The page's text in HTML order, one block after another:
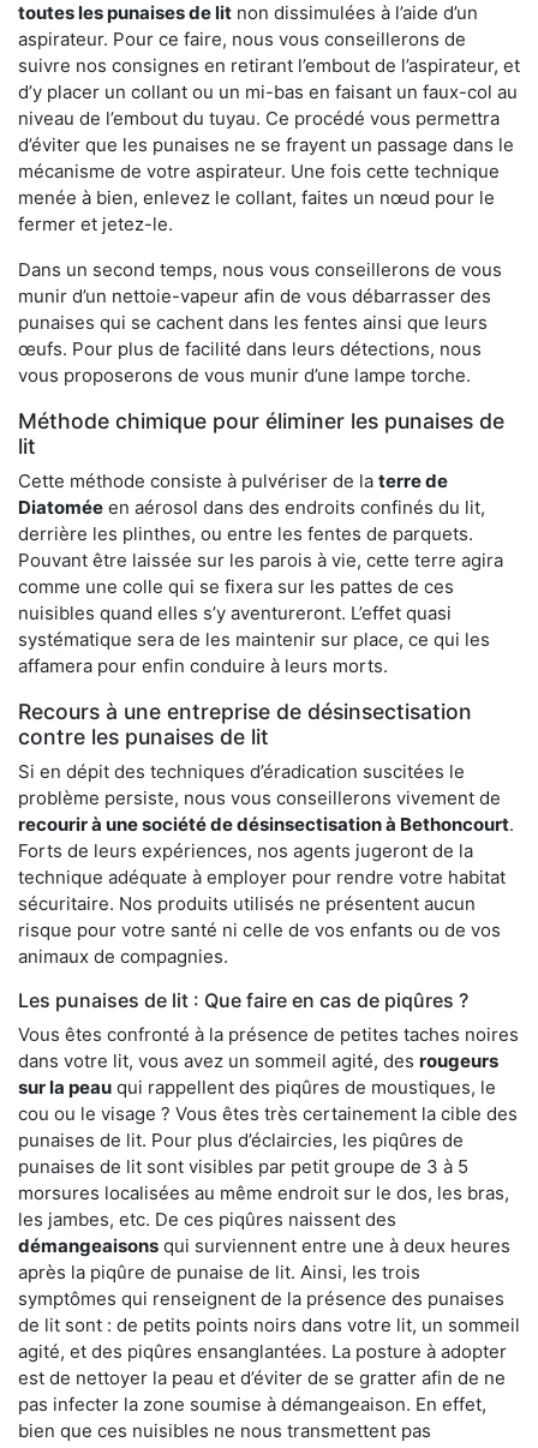
toutes les punaises de lit non dissimulées à l’aide d’un
aspirateur. Pour ce faire, nous vous conseillerons de
suivre nos consignes en retirant l’embout de l’aspirateur, et
d’y placer un collant ou un mi-bas en faisant un faux-col au
niveau de l’embout du tuyau. Ce procédé vous permettra
d’éviter que les punaises ne se frayent un passage dans le
mécanisme de votre aspirateur. Une fois cette technique
menée à bien, enlevez le collant, faites un nœud pour le
fermer et jetez-le.
Dans un second temps, nous vous conseillerons de vous
munir d’un nettoie-vapeur afin de vous débarrasser des
punaises qui se cachent dans les fentes ainsi que leurs
œufs. Pour plus de facilité dans leurs détections, nous
vous proposerons de vous munir d’une lampe torche.
Méthode chimique pour éliminer les punaises de
lit
Cette méthode consiste à pulvériser de la terre de
Diatomée en aérosol dans des endroits confinés du lit,
derrière les plinthes, ou entre les fentes de parquets.
Pouvant être laissée sur les parois à vie, cette terre agira
comme une colle qui se fixera sur les pattes de ces
nuisibles quand elles s’y aventureront. L’effet quasi
systématique sera de les maintenir sur place, ce qui les
affamera pour enfin conduire à leurs morts.
Recours à une entreprise de désinsectisation
contre les punaises de lit
Si en dépit des techniques d’éradication suscitées le
problème persiste, nous vous conseillerons vivement de
recourir à une société de désinsectisation à Bethoncourt.
Forts de leurs expériences, nos agents jugeront de la
technique adéquate à employer pour rendre votre habitat
sécuritaire. Nos produits utilisés ne présentent aucun
risque pour votre santé ni celle de vos enfants ou de vos
animaux de compagnies.
Les punaises de lit : Que faire en cas de piqûres ?
Vous êtes confronté à la présence de petites taches noires
dans votre lit, vous avez un sommeil agité, des rougeurs
sur la peau qui rappellent des piqûres de moustiques, le
cou ou le visage ? Vous êtes très certainement la cible des
punaises de lit. Pour plus d’éclaircies, les piqûres de
punaises de lit sont visibles par petit groupe de 3 à 5
morsures localisées au même endroit sur le dos, les bras,
les jambes, etc. De ces piqûres naissent des
démangeaisons qui surviennent entre une à deux heures
après la piqûre de punaise de lit. Ainsi, les trois
symptômes qui renseignent de la présence des punaises
de lit sont : de petits points noirs dans votre lit, un sommeil
agité, et des piqûres ensanglantées. La posture à adopter
est de nettoyer la peau et d’éviter de se gratter afin de ne
pas infecter la zone soumise à démangeaison. En effet,
bien que ces nuisibles ne nous transmettent pas